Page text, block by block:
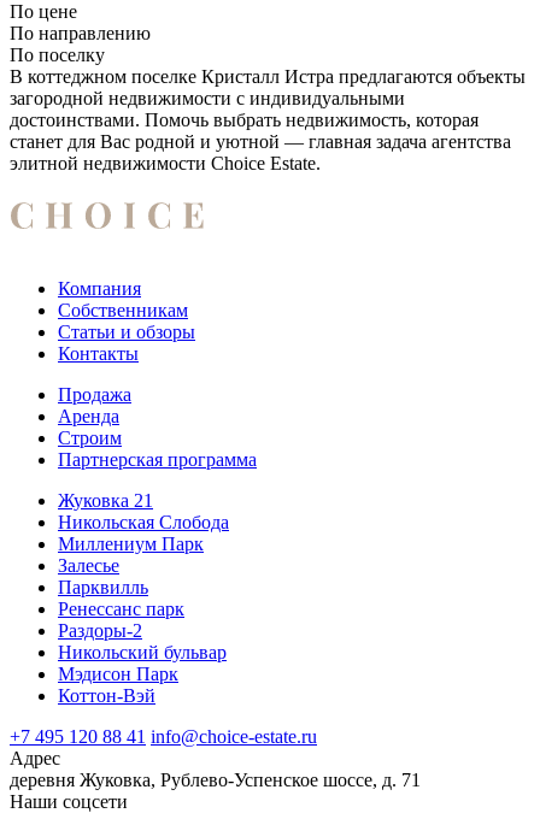
По цене
По направлению
По поселку
В коттеджном поселке Кристалл Истра предлагаются объекты
загородной недвижимости с индивидуальными
достоинствами. Помочь выбрать недвижимость, которая
станет для Вас родной и уютной — главная задача агентства
элитной недвижимости Choice Estate.
Компания
Собственникам
Статьи и обзоры
Контакты
Продажа
Аренда
Строим
Партнерская программа
Жуковка 21
Никольская Слобода
Миллениум Парк
Залесье
Парквилль
Ренессанс парк
Раздоры-2
Никольский бульвар
Мэдисон Парк
Коттон-Вэй
+7 495 120 88 41 info@choice-estate.ru
Адрес
деревня Жуковка, Рублево-Успенское шоссе, д. 71
Наши соцсети